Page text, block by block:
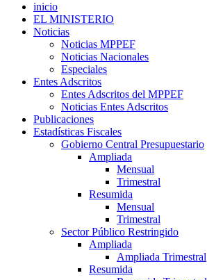
inicio
EL MINISTERIO
Noticias
Noticias MPPEF
Noticias Nacionales
Especiales
Entes Adscritos
Entes Adscritos del MPPEF
Noticias Entes Adscritos
Publicaciones
Estadísticas Fiscales
Gobierno Central Presupuestario
Ampliada
Mensual
Trimestral
Resumida
Mensual
Trimestral
Sector Público Restringido
Ampliada
Ampliada Trimestral
Resumida